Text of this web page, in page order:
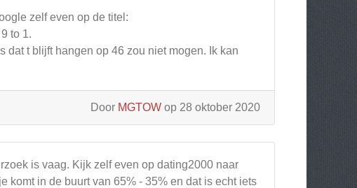
zelf even op de titel:
to 1.
t blijft hangen op 46 zou niet mogen. Ik kan
Door MGTOW op 28 oktober 2020
is vaag. Kijk zelf even op dating2000 naar
komt in de buurt van 65% - 35% en dat is echt iets